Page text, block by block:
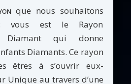
que nous souhaitons
vous est le Rayon
Diamant qui donne
Diamants. Ce rayon
êtres à s’ouvrir eux-
Unique au travers d’une